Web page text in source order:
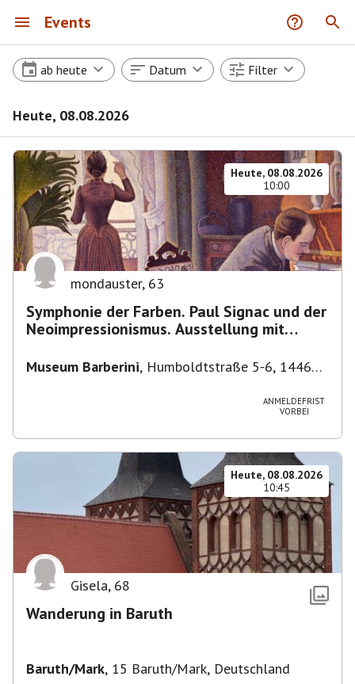
Events
ab heute Datum Filter
Heute, 08.08.2026
Heute, 08.08.2026
10:00
mondauster, 63
Symphonie der Farben. Paul Signac und der
Neoimpressionismus. Ausstellung mit
Museum Barberini, Humboldtstraße 5-6, 14467
ANMELDEFRIST
VORBEI
Heute, 08.08.2026
10:45
Gisela, 68
Wanderung in Baruth
Baruth/Mark, 15 Baruth/Mark, Deutschland